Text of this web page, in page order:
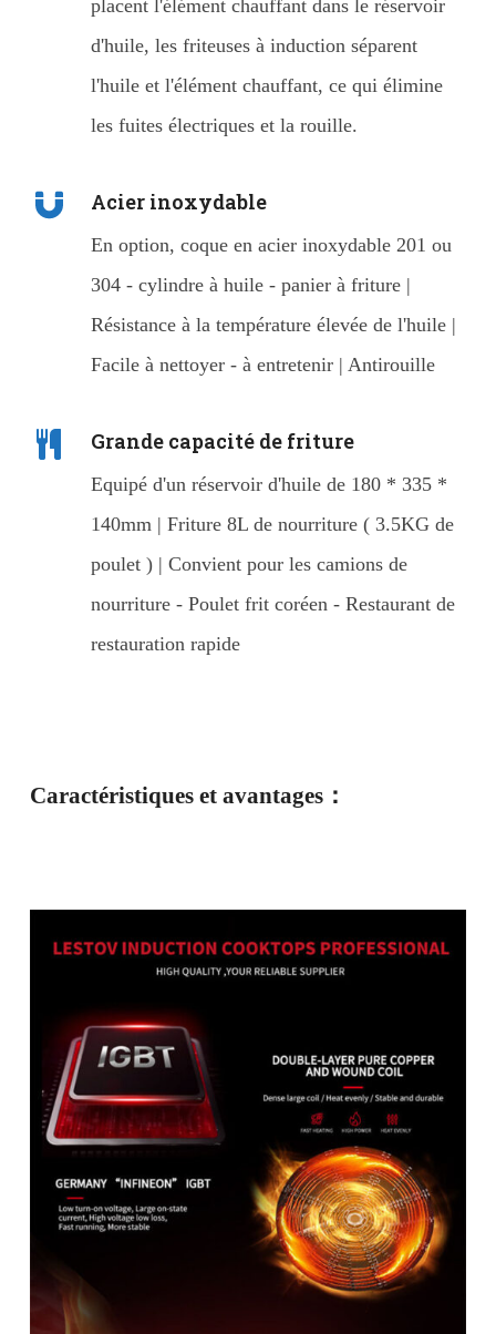
placent l'élément chauffant dans le réservoir
d'huile, les friteuses à induction séparent
l'huile et l'élément chauffant, ce qui élimine
les fuites électriques et la rouille.
Acier inoxydable
En option, coque en acier inoxydable 201 ou
304 - cylindre à huile - panier à friture |
Résistance à la température élevée de l'huile |
Facile à nettoyer - à entretenir | Antirouille
Grande capacité de friture
Equipé d'un réservoir d'huile de 180 * 335 *
140mm | Friture 8L de nourriture ( 3.5KG de
poulet ) | Convient pour les camions de
nourriture - Poulet frit coréen - Restaurant de
restauration rapide
Caractéristiques et avantages：